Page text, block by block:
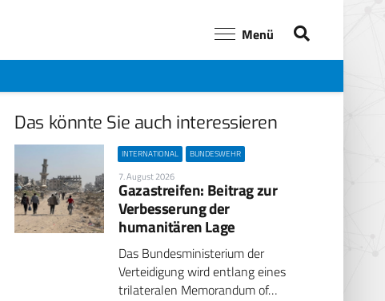
Menü
Das könnte Sie auch interessieren
INTERNATIONAL BUNDESWEHR
7. August 2026
Gazastreifen: Beitrag zur
Verbesserung der
humanitären Lage
Das Bundesministerium der
Verteidigung wird entlang eines
trilateralen Memorandum of…